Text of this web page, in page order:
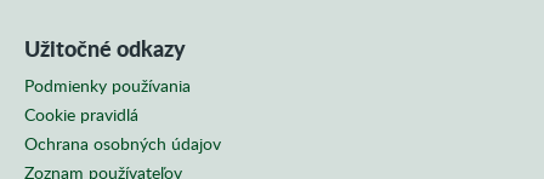
Užitočné odkazy
Podmienky používania
Cookie pravidlá
Ochrana osobných údajov
Zoznam používateľov